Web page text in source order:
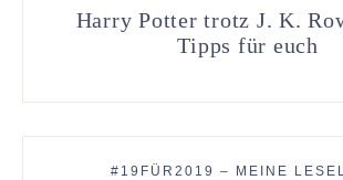
Harry Potter trotz J. K.
Tipps für euch
#19FÜR2019 – MEINE